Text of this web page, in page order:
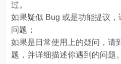
过。
如果疑似 Bug 或是功能提议
问题；
如果是日常使用上的疑问，请
题，并详细描述你遇到的问题。